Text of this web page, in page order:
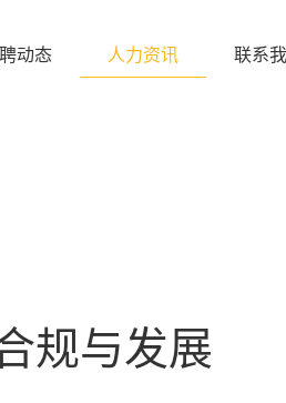
动态 人力资讯 联系我
规与发展